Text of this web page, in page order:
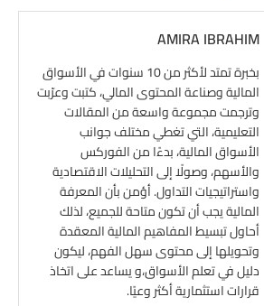
AMIRA IBRAHIM
بخبرة تمتد لأكثر من 10 سنوات في الأسواق
المالية وصناعة المحتوى المالي، كتبت وعرّبت
وترجمت مجموعة واسعة من المقالات
التعليمية، التي تغطي مختلف جوانب
الأسواق المالية، بدءًا من الفوركس
والأسهم، وصولًا إلى التحليلات الاقتصادية
واستراتيجيات التداول. أؤمن بأن المعرفة
المالية يجب أن تكون متاحة للجميع، لذلك
أحاول تبسيط المفاهيم المالية المعقدة
وتحويلها إلى محتوى سهل الفهم، ليكون
دليل في تعلم الأسواق،و يساعد على اتخاذ
قرارات استثمارية أكثر وعيًا.